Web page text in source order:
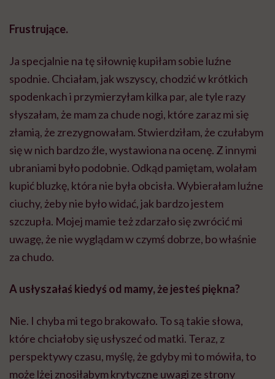
Frustrujące.
Ja specjalnie na tę siłownię kupiłam sobie luźne
spodnie. Chciałam, jak wszyscy, chodzić w krótkich
spodenkach i przymierzyłam kilka par, ale tyle razy
słyszałam, że mam za chude nogi, które zaraz mi się
złamią, że zrezygnowałam. Stwierdziłam, że czułabym
się w nich bardzo źle, wystawiona na ocenę. Z innymi
ubraniami było podobnie. Odkąd pamiętam, wolałam
kupić bluzkę, która nie była obcisła. Wybierałam luźne
ciuchy, żeby nie było widać, jak bardzo jestem
szczupła. Mojej mamie też zdarzało się zwrócić mi
uwagę, że nie wyglądam w czymś dobrze, bo właśnie
za chudo.
A usłyszałaś kiedyś od mamy, że jesteś piękna?
Nie. I chyba mi tego brakowało. To są takie słowa,
które chciałoby się usłyszeć od matki. Teraz, z
perspektywy czasu, myślę, że gdyby mi to mówiła, to
może lżej znosiłabym krytyczne uwagi ze strony